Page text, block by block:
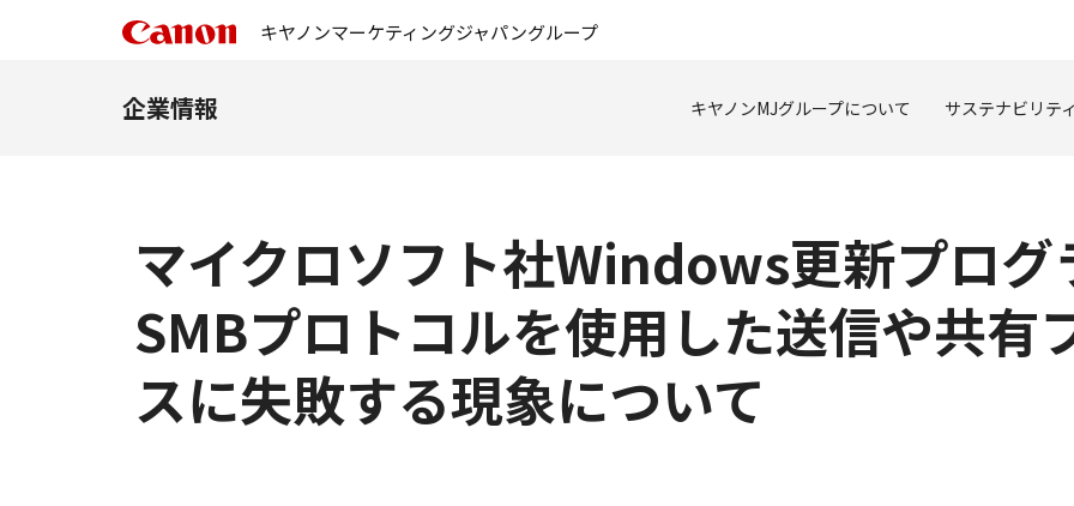
キヤノンマーケティングジャパングループ
企業情報 キヤノンMJグループについて サステナビリテ
マイクロソフト社Windows更新プログ
SMBプロトコルを使用した送信や共有
スに失敗する現象について